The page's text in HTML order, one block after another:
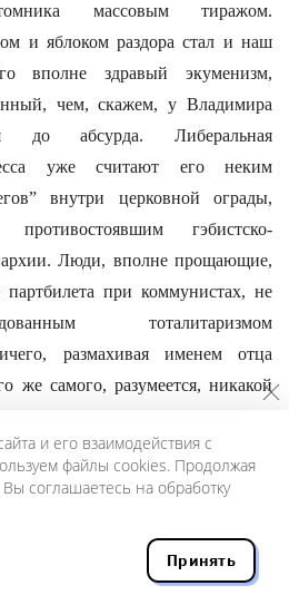
массовым тиражом.
и яблоком раздора стал и наш
вполне здравый экуменизм,
чем, скажем, у Владимира
до абсурда. Либеральная
уже считают его неким
внутри церковной ограды,
гэбистско-
Люди, вполне прощающие,
при коммунистах, не
тоталитаризмом
размахивая именем отца
же самого, разумеется, никакой
помине, он понимал, что само
в постреволюционную эру —
не обрасти искажающими
Книги отца Александра тоже
ныне в какие-то
и его взаимодействия с
файлы cookies. Продолжая
соглашаетесь на обработку
Принять